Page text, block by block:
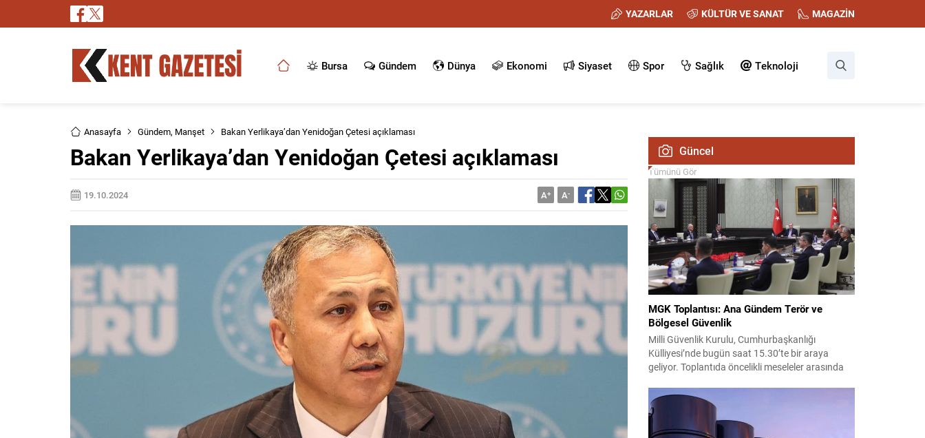
YAZARLAR KÜLTÜR VE SANAT MAGAZİN
Bursa Gündem Dünya Ekonomi Siyaset Spor Sağlık Teknoloji
Anasayfa Gündem, Manşet Bakan Yerlikaya’dan Yenidoğan Çetesi açıklaması
Bakan Yerlikaya’dan Yenidoğan Çetesi açıklaması
19.10.2024 A+ A-
Güncel
Tümünü Gör
MGK Toplantısı: Ana Gündem Terör ve
Bölgesel Güvenlik
Milli Güvenlik Kurulu, Cumhurbaşkanlığı
Külliyesi’nde bugün saat 15.30’te bir araya
geliyor. Toplantıda öncelikli meseleler arasında
alıyor. Meclis’e sunulan Terörsüz Türkiye Kanun
Teklifi çerçevesinde, örgütün silah bırakma
sürecinin mevcut durumu ve istihbarat raporları